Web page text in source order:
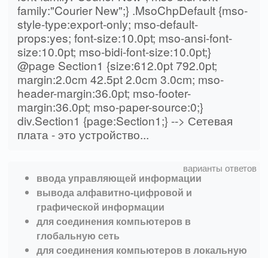
family:"Courier New";} .MsoChpDefault {mso-
style-type:export-only; mso-default-
props:yes; font-size:10.0pt; mso-ansi-font-
size:10.0pt; mso-bidi-font-size:10.0pt;}
@page Section1 {size:612.0pt 792.0pt;
margin:2.0cm 42.5pt 2.0cm 3.0cm; mso-
header-margin:36.0pt; mso-footer-
margin:36.0pt; mso-paper-source:0;}
div.Section1 {page:Section1;} --> Сетевая
плата - это устройство...
ввода управляющей информации
вывода алфавитно-цифровой и
графической информации
для соединения компьютеров в
глобальную сеть
для соединения компьютеров в локальную